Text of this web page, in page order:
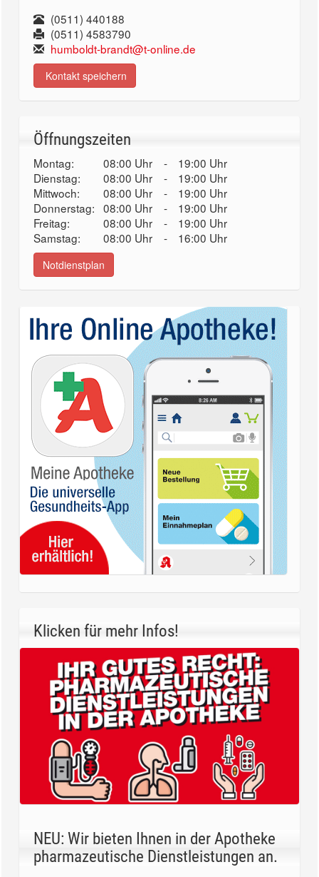
(0511) 440188
(0511) 4583790
humboldt-brandt@t-online.de
Kontakt speichern
Öffnungszeiten
Montag: 08:00 Uhr -
19:00 Uhr
Dienstag:
08:00 Uhr -
19:00 Uhr
Mittwoch:
08:00 Uhr -
19:00 Uhr
Donnerstag: 08:00 Uhr -
19:00 Uhr
Freitag:
08:00 Uhr -
19:00 Uhr
Samstag:
08:00 Uhr - 16:00 Uhr
Notdienstplan
Klicken für mehr Infos!
NEU: Wir bieten Ihnen in der Apotheke
pharmazeutische Dienstleistungen an.